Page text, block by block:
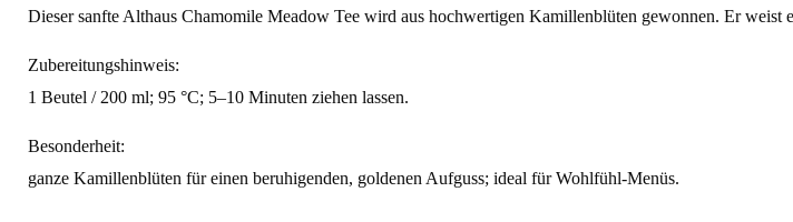
Dieser sanfte Althaus Chamomile Meadow Tee wird aus hochwertigen Kamillenblüten gewonnen. Er weist
Zubereitungshinweis:
1 Beutel / 200 ml; 95 °C; 5–10 Minuten ziehen lassen.
Besonderheit:
ganze Kamillenblüten für einen beruhigenden, goldenen Aufguss; ideal für Wohlfühl‑Menüs.